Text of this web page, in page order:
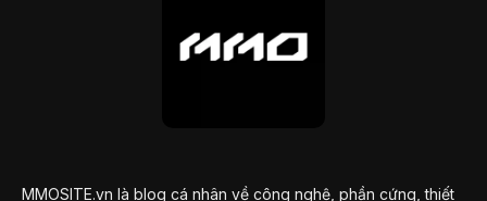
MMOSITE.vn là blog cá nhân về công nghệ, phần cứng, thiết